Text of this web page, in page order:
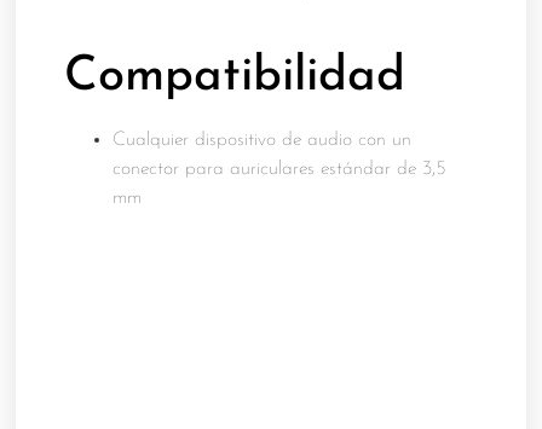
Compatibilidad
Cualquier dispositivo de audio con un
conector para auriculares estándar de 3,5
mm